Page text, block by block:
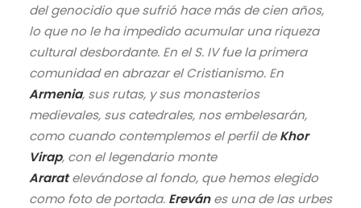
del genocidio que sufrió hace más de cien años,
lo que no le ha impedido acumular una riqueza
cultural desbordante. En el S. IV fue la primera
comunidad en abrazar el Cristianismo. En
Armenia, sus rutas, y sus monasterios
medievales, sus catedrales, nos embelesarán,
como cuando contemplemos el perfil deKhor
Virap, con el legendario monte
Araratelevándose al fondo, que hemos elegido
como foto de portada. Erevánes una de las urbes